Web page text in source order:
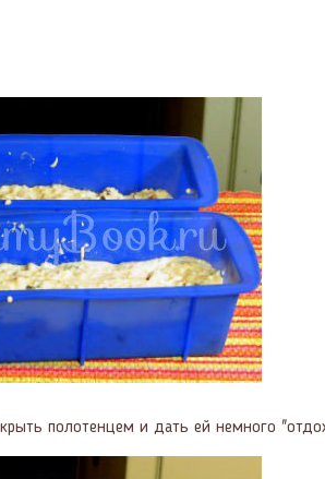
полотенцем и дать ей немного